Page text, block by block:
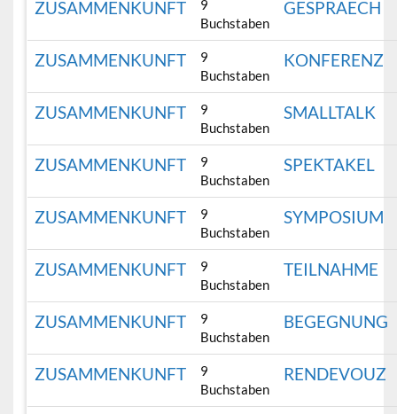
ZUSAMMENKUNFT
9
Buchstaben
GESPRAECH
ZUSAMMENKUNFT
9
Buchstaben
KONFERENZ
ZUSAMMENKUNFT
9
Buchstaben
SMALLTALK
ZUSAMMENKUNFT
9
Buchstaben
SPEKTAKEL
ZUSAMMENKUNFT
9
Buchstaben
SYMPOSIUM
ZUSAMMENKUNFT
9
Buchstaben
TEILNAHME
ZUSAMMENKUNFT
9
Buchstaben
BEGEGNUNG
ZUSAMMENKUNFT
9
Buchstaben
RENDEVOUZ